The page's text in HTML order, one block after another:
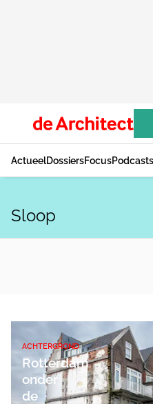
ActueelDossiersFocusPodcasts
Sloop
ACHTERGROND
Rotterdam
onder
de